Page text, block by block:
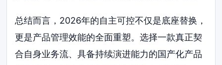
总结而言，2026年的自主可控不仅是底座替换，
更是产品管理效能的全面重塑。选择一款真正契
合自身业务流、具备持续演进能力的国产化产品